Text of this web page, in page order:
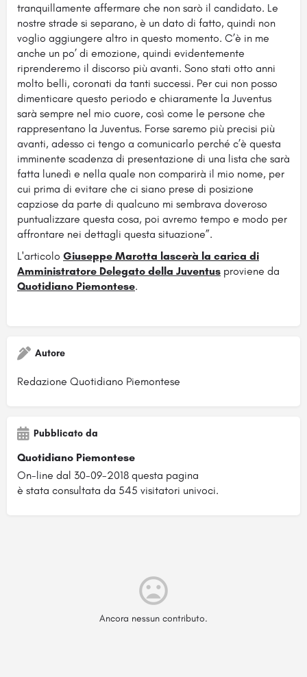
tranquillamente affermare che non sarò il candidato. Le
nostre strade si separano, è un dato di fatto, quindi non
voglio aggiungere altro in questo momento. C’è in me
anche un po’ di emozione, quindi evidentemente
riprenderemo il discorso più avanti. Sono stati otto anni
molto belli, coronati da tanti successi. Per cui non posso
dimenticare questo periodo e chiaramente la Juventus
sarà sempre nel mio cuore, così come le persone che
rappresentano la Juventus. Forse saremo più precisi più
avanti, adesso ci tengo a comunicarlo perché c’è questa
imminente scadenza di presentazione di una lista che sarà
fatta lunedì e nella quale non comparirà il mio nome, per
cui prima di evitare che ci siano prese di posizione
capziose da parte di qualcuno mi sembrava doveroso
puntualizzare questa cosa, poi avremo tempo e modo per
affrontare nei dettagli questa situazione”.
L'articolo Giuseppe Marotta lascerà la carica di
Amministratore Delegato della Juventus proviene da
Quotidiano Piemontese.
Autore
Redazione Quotidiano Piemontese
Pubblicato da
Quotidiano Piemontese
On-line dal 30-09-2018 questa pagina
è stata consultata da 545 visitatori univoci.
Ancora nessun contributo.